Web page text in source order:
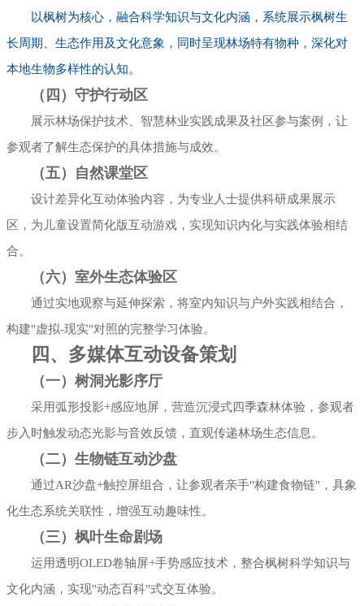
以枫树为核心，融合科学知识与文化内涵，系统展示枫树生
长周期、生态作用及文化意象，同时呈现林场特有物种，深化对
本地生物多样性的认知。
（四）守护行动区
展示林场保护技术、智慧林业实践成果及社区参与案例，让
参观者了解生态保护的具体措施与成效。
（五）自然课堂区
设计差异化互动体验内容，为专业人士提供科研成果展示
区，为儿童设置简化版互动游戏，实现知识内化与实践体验相结
合。
（六）室外生态体验区
通过实地观察与延伸探索，将室内知识与户外实践相结合，
构建"虚拟-现实"对照的完整学习体验。
四、多媒体互动设备策划
（一）树洞光影序厅
采用弧形投影+感应地屏，营造沉浸式四季森林体验，参观者
步入时触发动态光影与音效反馈，直观传递林场生态信息。
（二）生物链互动沙盘
通过AR沙盘+触控屏组合，让参观者亲手"构建食物链"，具象
化生态系统关联性，增强互动趣味性。
（三）枫叶生命剧场
运用透明OLED卷轴屏+手势感应技术，整合枫树科学知识与
文化内涵，实现"动态百科"式交互体验。